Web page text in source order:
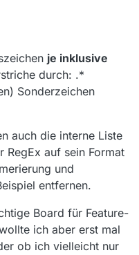
je inklusive
durch: .*
Sonderzeichen
auch die interne Liste
RegEx auf sein Format
und
entfernen.
Board für Feature-
ich aber erst mal
ob ich vielleicht nur